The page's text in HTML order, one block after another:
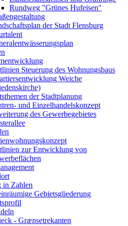
Rundweg "Grünes Hufeisen"
der Stadt Flensburg
Steuerung des Wohnungsbaus
Weiche
der Stadtplanung
und Einzelhandelskonzept
des Gewerbegebietes
zur Entwicklung von
in Zahlen
Gebietsgliederung
- Grænsetrekanten